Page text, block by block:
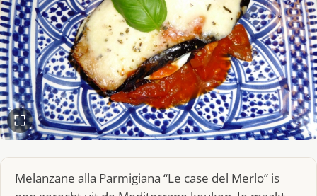
Melanzane alla Parmigiana “Le case del Merlo” is